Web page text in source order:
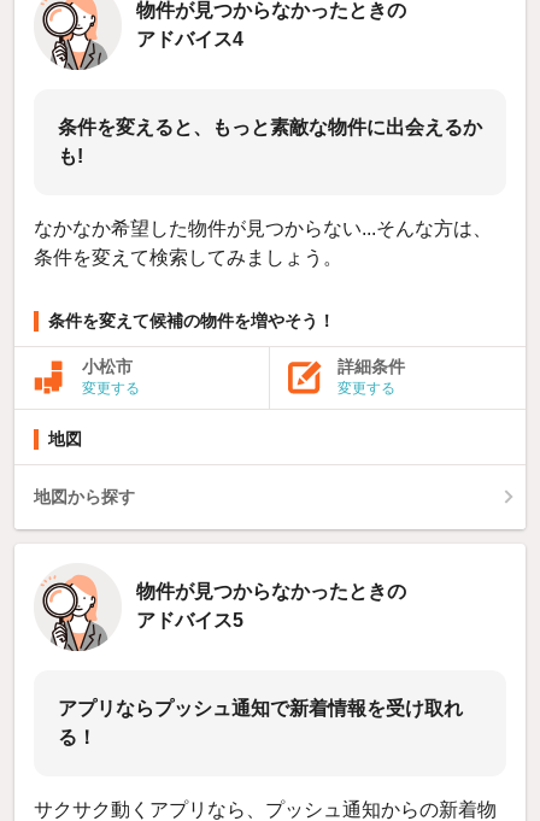
物件が見つからなかったときの
アドバイス4
条件を変えると、もっと素敵な物件に出会えるか
も!
なかなか希望した物件が見つからない...そんな方は、
条件を変えて検索してみましょう。
条件を変えて候補の物件を増やそう！
小松市
変更する
詳細条件
変更する
地図
地図から探す
物件が見つからなかったときの
アドバイス5
アプリならプッシュ通知で新着情報を受け取れ
る！
サクサク動くアプリなら、プッシュ通知からの新着物